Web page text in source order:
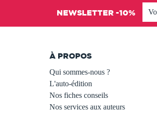
NEWSLETTER -10%
À PROPOS
Qui sommes-nous ?
L'auto-édition
Nos fiches conseils
Nos services aux auteurs